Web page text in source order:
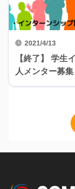
2021/4/13
【終了】 学生
人メンター募集